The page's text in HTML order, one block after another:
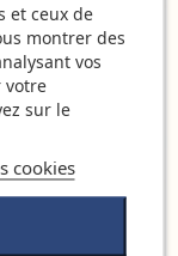
et ceux de
montrer des
vos
votre
sur le
cookies